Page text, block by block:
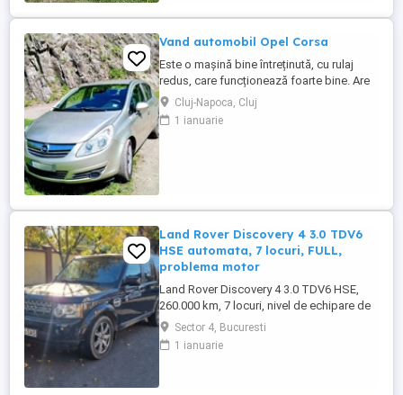
Vand automobil Opel Corsa
Este o mașină bine întreținută, cu rulaj
redus, care funcționează foarte bine. Are
anvelope pentru toate anotimpurile, roata
de rezerva normala, ambreiaj nou .
Cluj-Napoca, Cluj
1 ianuarie
Land Rover Discovery 4 3.0 TDV6
HSE automata, 7 locuri, FULL,
problema motor
Land Rover Discovery 4 3.0 TDV6 HSE,
260.000 km, 7 locuri, nivel de echipare de
top. DETALII MOTOR ȘI STAREA
CURENTA: - Motor 3.0 TDV6 (2993 CC),
244 CP, Tracțiune integrală (4x4), Cutie
Sector 4, Bucuresti
1 ianuarie